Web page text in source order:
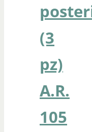
(3
pz)
A.R.
105